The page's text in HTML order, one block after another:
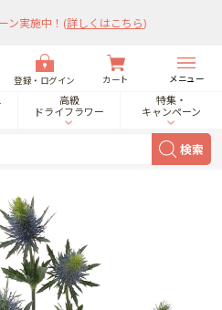
ン実施中！ (詳しくはこちら)
登録・ログイン カート メニュー
高級
ドライフラワー
特集・
キャンペーン
検索